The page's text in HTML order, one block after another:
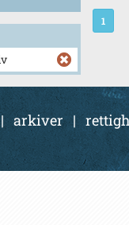
1
| arkiver|